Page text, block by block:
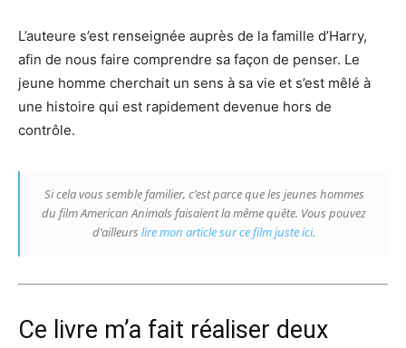
L’auteure s’est renseignée auprès de la famille d’Harry,
afin de nous faire comprendre sa façon de penser. Le
jeune homme cherchait un sens à sa vie et s’est mêlé à
une histoire qui est rapidement devenue hors de
contrôle.
Si cela vous semble familier, c’est parce que les jeunes hommes
du film American Animals faisaient la même quête. Vous pouvez
d’ailleurs lire mon article sur ce film juste ici.
Ce livre m’a fait réaliser deux